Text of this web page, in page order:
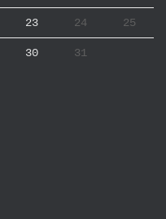
23 24 25
30
31